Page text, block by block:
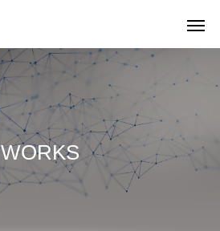
WORKS